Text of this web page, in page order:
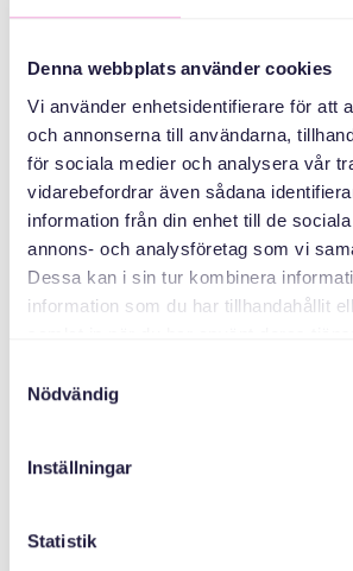
Denna webbplats använder cookies
Vi använder enhetsidentifierare för att
och annonserna till användarna,
för sociala medier och analysera vår
vidarebefordrar även sådana
information från din enhet till de
annons- och analysföretag som vi
Dessa kan i sin tur kombinera
information som du har tillhandahållit
Nödvändig
Inställningar
Statistik
welcome
25, Stockholm
CATEGORIES